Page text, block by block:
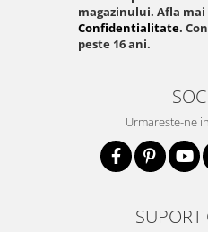
magazinului. Afla
Confidentialitate.
peste 16 ani.
Urmareste-ne
SUPORT